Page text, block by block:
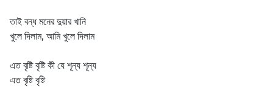
তাই বন্ধ মনের দুয়ার খানি
খুলে দিলাম, আমি খুলে দিলাম
এত বৃষ্টি বৃষ্টি কী যে শূন্য শূন্য
এত বৃষ্টি বৃষ্টি